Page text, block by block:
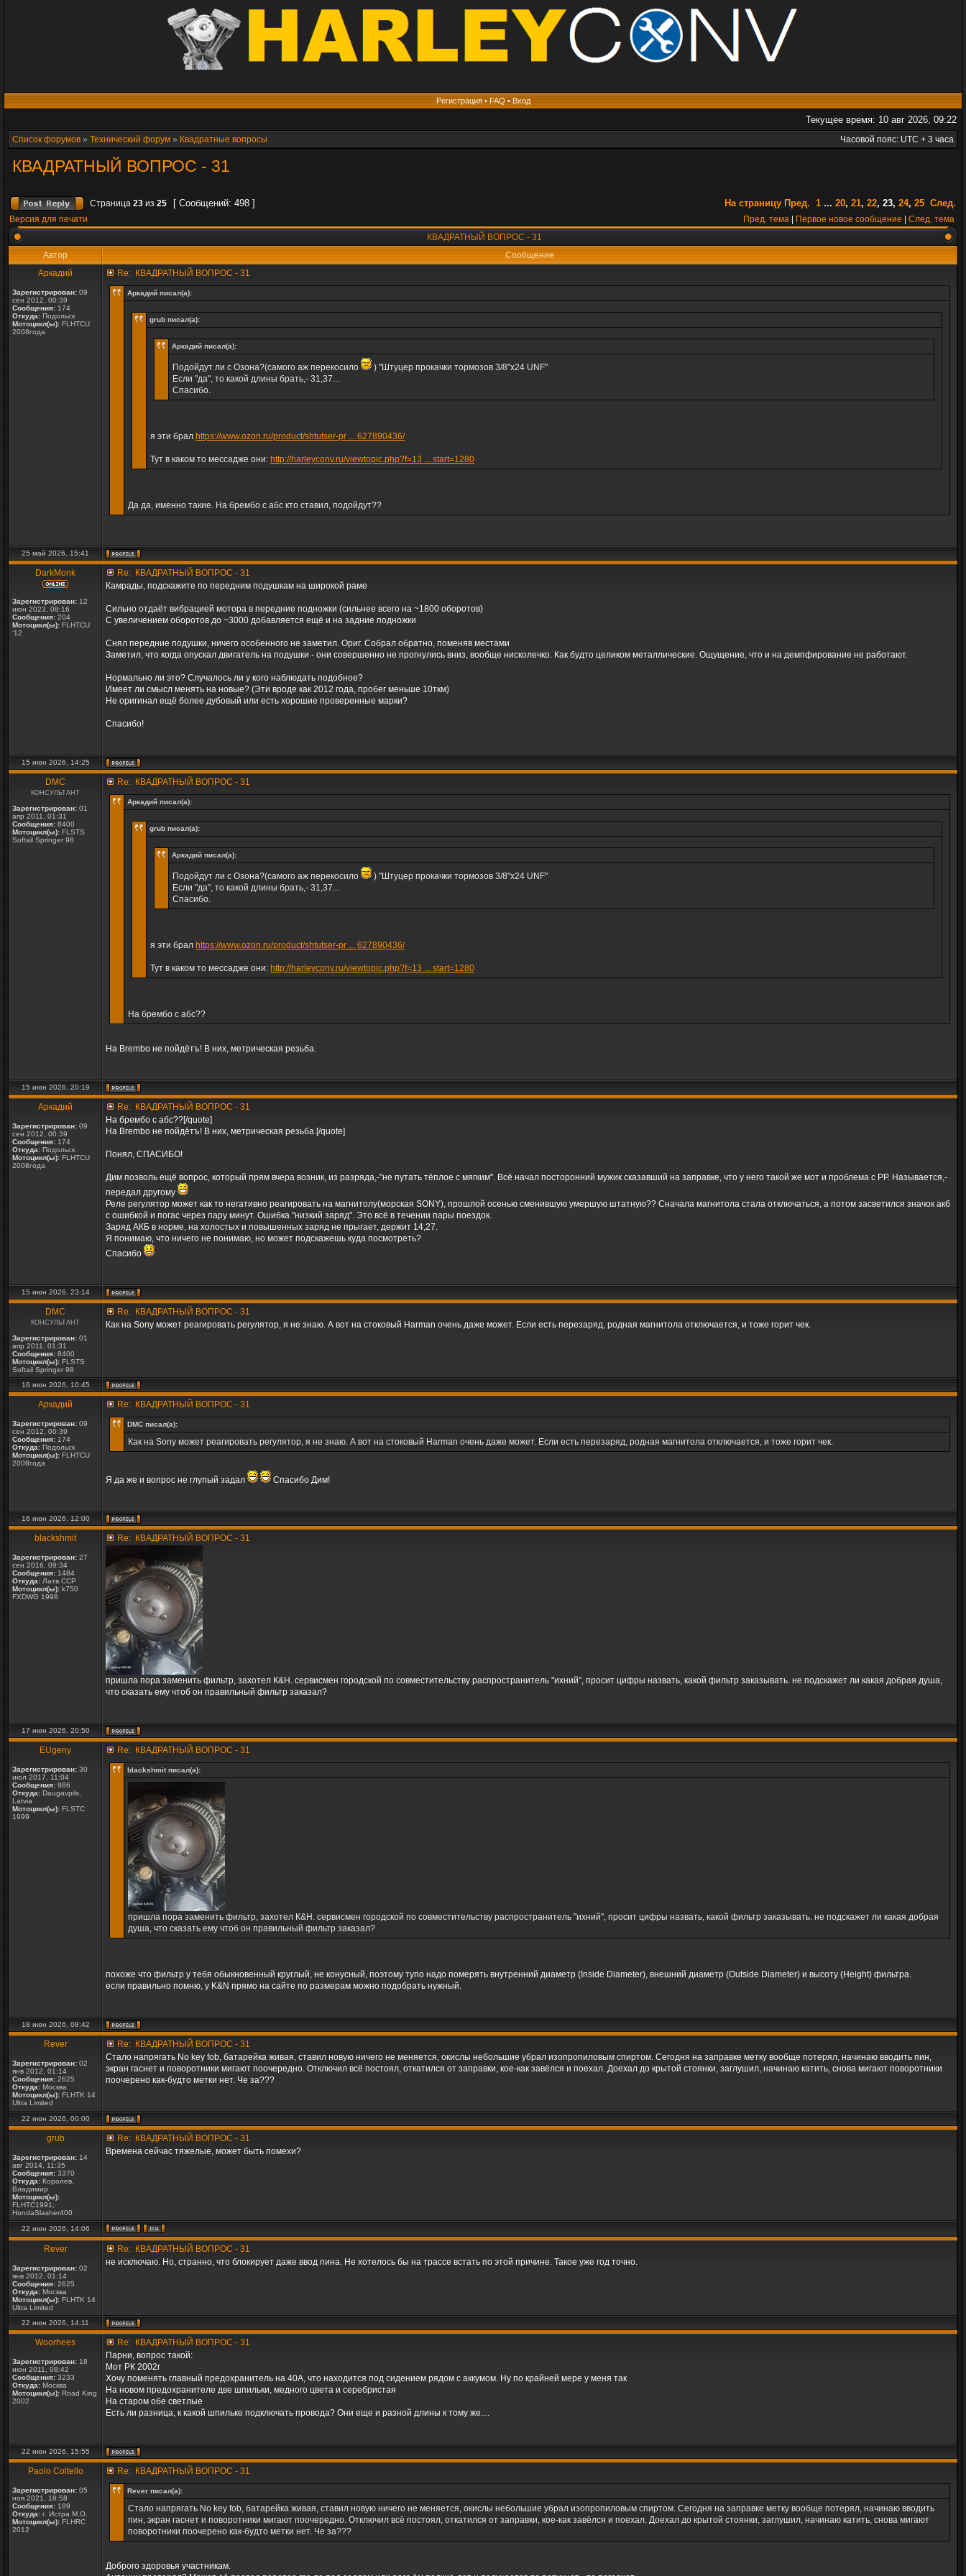
Регистрация• FAQ • Вход
Текущее время: 10 авг 2026, 09:22
Список форумов » Технический форум » Квадратные вопросы Часовой пояс: UTC + 3 часа
КВАДРАТНЫЙ ВОПРОС - 31
Страница 23 из 25 [ Сообщений: 498 ] На страницу Пред. 1 ... 20, 21, 22, 23, 24, 25 След.
Версия для печати Пред. тема Первое новое сообщение
След. тема
КВАДРАТНЫЙ ВОПРОС - 31
Автор
Сообщение
Аркадий
Зарегистрирован: 09
сен 2012, 00:39
Сообщения: 174
Откуда: Подольск
Мотоцикл(ы): FLHTCU
2008года
Re: КВАДРАТНЫЙ ВОПРОС - 31
Аркадий писал(а):
grub писал(а):
Аркадий писал(а):
Подойдут ли с Озона?(самого аж перекосило
) "Штуцер прокачки тормозов 3/8"х24 UNF"
Если "да", то какой длины брать,- 31,37...
Спасибо.
я эти брал https://www.ozon.ru/product/shtutser-pr ... 627890436/
Тут в каком то мессадже они: http://harleyconv.ru/viewtopic.php?f=13 ... start=1280
Да да, именно такие. На брембо с абс кто ставил, подойдут??
25 май 2026, 15:41
DarkMonk
Зарегистрирован: 12
июн 2023, 08:16
Сообщения: 204
Мотоцикл(ы): FLHTCU
'12
Re: КВАДРАТНЫЙ ВОПРОС - 31
Камрады, подскажите по передним подушкам на широкой раме
Сильно отдаёт вибрацией мотора в передние подножки (сильнее всего на ~1800 оборотов)
С увеличением оборотов до ~3000 добавляется ещё и на задние подножки
Снял передние подушки, ничего особенного не заметил. Ориг. Собрал обратно, поменяв местами
Заметил, что когда опускал двигатель на подушки - они совершенно не прогнулись вниз, вообще нисколечко. Как будто целиком металлические. Ощущение, что и на демпфирование не работают.
Нормально ли это? Случалось ли у кого наблюдать подобное?
Имеет ли смысл менять на новые? (Эти вроде как 2012 года, пробег меньше 10ткм)
Не оригинал ещё более дубовый или есть хорошие проверенные марки?
Спасибо!
15 июн 2026, 14:25
DMC
КОНСУЛЬТАНТ
Зарегистрирован: 01
апр 2011, 01:31
Сообщения: 8400
Мотоцикл(ы): FLSTS
Softail Springer 98
Re: КВАДРАТНЫЙ ВОПРОС - 31
Аркадий писал(а):
grub писал(а):
Аркадий писал(а):
Подойдут ли с Озона?(самого аж перекосило
) "Штуцер прокачки тормозов 3/8"х24 UNF"
Если "да", то какой длины брать,- 31,37...
Спасибо.
я эти брал https://www.ozon.ru/product/shtutser-pr ... 627890436/
Тут в каком то мессадже они: http://harleyconv.ru/viewtopic.php?f=13 ... start=1280
На брембо с абс??
На Brembo не пойдётъ! В них, метрическая резьба.
15 июн 2026, 20:19
Аркадий
Зарегистрирован: 09
сен 2012, 00:39
Сообщения: 174
Откуда: Подольск
Мотоцикл(ы): FLHTCU
2008года
Re: КВАДРАТНЫЙ ВОПРОС - 31
На брембо с абс??[/quote]
На Brembo не пойдётъ! В них, метрическая резьба.[/quote]
Понял, СПАСИБО!
Дим позволь ещё вопрос, который прям вчера возник, из разряда,-"не путать тёплое с мягким". Всё начал посторонний мужик сказавший на заправке, что у него такой же мот и проблема с РР. Называется,-
передал другому
Реле регулятор может как то негативно реагировать на магнитолу(морская SONY), прошлой осенью сменившую умершую штатную?? Сначала магнитола стала отключаться, а потом засветился значок акб
с ошибкой и погас через пару минут. Ошибка "низкий заряд". Это всё в течении пары поездок.
Заряд АКБ в норме, на холостых и повышенных заряд не прыгает, держит 14,27.
Я понимаю, что ничего не понимаю, но может подскажешь куда посмотреть?
Спасибо
15 июн 2026, 23:14
DMC
КОНСУЛЬТАНТ
Зарегистрирован: 01
апр 2011, 01:31
Сообщения: 8400
Мотоцикл(ы): FLSTS
Softail Springer 98
Re: КВАДРАТНЫЙ ВОПРОС - 31
Как на Sony может реагировать регулятор, я не знаю. А вот на стоковый Harman очень даже может. Если есть перезаряд, родная магнитола отключается, и тоже горит чек.
16 июн 2026, 10:45
Аркадий
Зарегистрирован: 09
сен 2012, 00:39
Сообщения: 174
Откуда: Подольск
Мотоцикл(ы): FLHTCU
2008года
Re: КВАДРАТНЫЙ ВОПРОС - 31
DMC писал(а):
Как на Sony может реагировать регулятор, я не знаю. А вот на стоковый Harman очень даже может. Если есть перезаряд, родная магнитола отключается, и тоже горит чек.
Я да же и вопрос не глупый задал Спасибо Дим!
16 июн 2026, 12:00
blackshmit
Зарегистрирован: 27
сен 2016, 09:34
Сообщения: 1484
Откуда: Латв.ССР
Мотоцикл(ы): k750
FXDWG 1998
Re: КВАДРАТНЫЙ ВОПРОС - 31
пришла пора заменить фильтр, захотел К&Н. сервисмен городской по совместительству распространитель "ихний", просит цифры назвать, какой фильтр заказывать. не подскажет ли какая добрая душа,
что сказать ему чтоб он правильный фильтр заказал?
17 июн 2026, 20:50
EUgeny
Зарегистрирован: 30
июл 2017, 11:04
Сообщения: 986
Откуда: Daugavpils,
Latvia
Мотоцикл(ы): FLSTC
1999
Re: КВАДРАТНЫЙ ВОПРОС - 31
blackshmit писал(а):
пришла пора заменить фильтр, захотел К&Н. сервисмен городской по совместительству распространитель "ихний", просит цифры назвать, какой фильтр заказывать. не подскажет ли какая добрая
душа, что сказать ему чтоб он правильный фильтр заказал?
похоже что фильтр у тебя обыкновенный круглый, не конусный, поэтому тупо надо померять внутренний диаметр (Inside Diameter), внешний диаметр (Outside Diameter) и высоту (Height) фильтра.
если правильно помню, у K&N прямо на сайте по размерам можно подобрать нужный.
18 июн 2026, 08:42
Rever
Зарегистрирован: 02
янв 2012, 01:14
Сообщения: 2625
Откуда: Москва
Мотоцикл(ы): FLHTK 14
Ultra Limited
Re: КВАДРАТНЫЙ ВОПРОС - 31
Стало напрягать No key fob, батарейка живая, ставил новую ничего не меняется, окислы небольшие убрал изопропиловым спиртом. Сегодня на заправке метку вообще потерял, начинаю вводить пин,
экран гаснет и поворотники мигают поочередно. Отключил всё постоял, откатился от заправки, кое-как завёлся и поехал. Доехал до крытой стоянки, заглушил, начинаю катить, снова мигают поворотники
поочерено как-будто метки нет. Че за???
22 июн 2026, 00:00
grub
Зарегистрирован: 14
авг 2014, 11:35
Сообщения: 3370
Откуда: Королев,
Владимир
Мотоцикл(ы):
FLHTC1991;
HondaSlasher400
Re: КВАДРАТНЫЙ ВОПРОС - 31
Времена сейчас тяжелые, может быть помехи?
22 июн 2026, 14:06
Rever
Зарегистрирован: 02
янв 2012, 01:14
Сообщения: 2625
Откуда: Москва
Мотоцикл(ы): FLHTK 14
Ultra Limited
Re: КВАДРАТНЫЙ ВОПРОС - 31
не исключаю. Но, странно, что блокирует даже ввод пина. Не хотелось бы на трассе встать по этой причине. Такое уже год точно.
22 июн 2026, 14:11
Woorhees
Зарегистрирован: 18
июн 2011, 08:42
Сообщения: 3233
Откуда: Москва
Мотоцикл(ы): Road King
2002
Re: КВАДРАТНЫЙ ВОПРОС - 31
Парни, вопрос такой:
Мот РК 2002г
Хочу поменять главный предохранитель на 40А, что находится под сидением рядом с аккумом. Ну по крайней мере у меня так
На новом предохранителе две шпильки, медного цвета и серебристая
На старом обе светлые
Есть ли разница, к какой шпильке подключать провода? Они еще и разной длины к тому же....
22 июн 2026, 15:55
Paolo Coltello
Зарегистрирован: 05
ноя 2021, 18:58
Сообщения: 189
Откуда: г. Истра М.О.
Мотоцикл(ы): FLHRC
2012
Re: КВАДРАТНЫЙ ВОПРОС - 31
Rever писал(а):
Стало напрягать No key fob, батарейка живая, ставил новую ничего не меняется, окислы небольшие убрал изопропиловым спиртом. Сегодня на заправке метку вообще потерял, начинаю вводить
пин, экран гаснет и поворотники мигают поочередно. Отключил всё постоял, откатился от заправки, кое-как завёлся и поехал. Доехал до крытой стоянки, заглушил, начинаю катить, снова мигают
поворотники поочерено как-будто метки нет. Че за???
Доброго здоровья участникам.